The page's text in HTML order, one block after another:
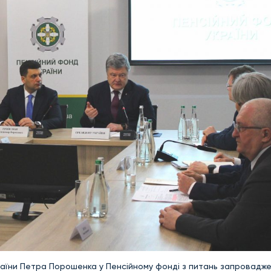
Петра Порошенка у Пенсійному фонді з питань